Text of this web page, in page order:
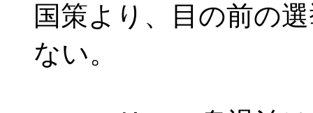
国策より、目の前の
ない。